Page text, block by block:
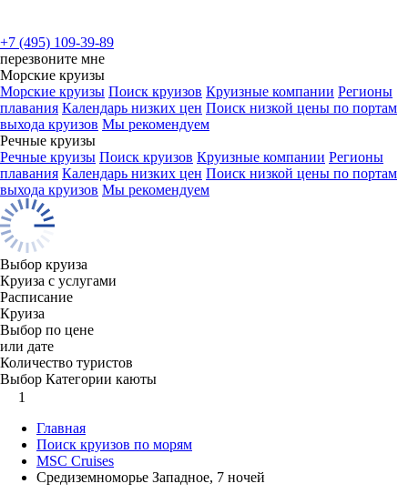
+7 (495) 109-39-89
перезвоните мне
Морские круизы
Морские круизы Поиск круизов Круизные компании Регионы
плавания Календарь низких цен Поиск низкой цены по портам
выхода круизов Мы рекомендуем
Речные круизы
Речные круизы Поиск круизов Круизные компании Регионы
плавания Календарь низких цен Поиск низкой цены по портам
выхода круизов Мы рекомендуем
Выбор круиза
Круиза с услугами
Расписание
Круиза
Выбор по цене
или дате
Количество туристов
Выбор Категории каюты
1
Главная
Поиск круизов по морям
MSC Cruises
Средиземноморье Западное, 7 ночей